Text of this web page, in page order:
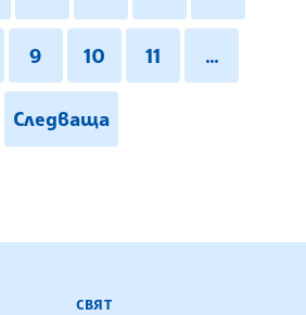
9 10 11 ...
Следваща
АГЕНЦИЯ
СВЯТ